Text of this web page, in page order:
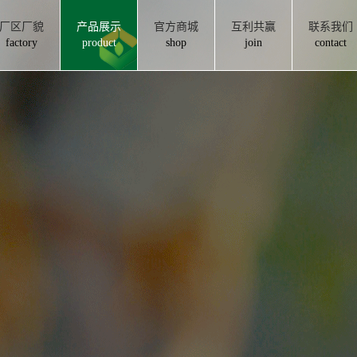
厂区厂貌
factory
产品展示
product
官方商城
shop
互利共赢
join
联系我们
contact